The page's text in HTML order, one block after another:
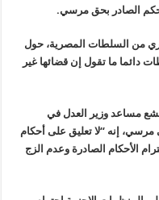
الحكم الصادر بحق مرسي.
من السلطات المصرية، حول
دائما ما تقول إن قضائها غير
مساعد وزير العدل في
إنه “لا تعليق على أحكام
الأحكام الصادرة وعدم الزج